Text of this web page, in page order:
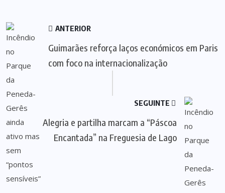
ANTERIOR
Guimarães reforça laços económicos em Paris
com foco na internacionalização
SEGUINTE
Alegria e partilha marcam a “Páscoa
Encantada” na Freguesia de Lago